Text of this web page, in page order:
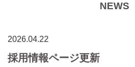
NEWS
2026.04.22
採用情報ページ更新